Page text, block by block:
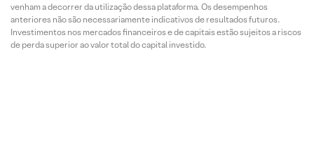
venham a decorrer da utilização dessa plataforma. Os desempenhos
anteriores não são necessariamente indicativos de resultados futuros.
Investimentos nos mercados financeiros e de capitais estão sujeitos a riscos
de perda superior ao valor total do capital investido.